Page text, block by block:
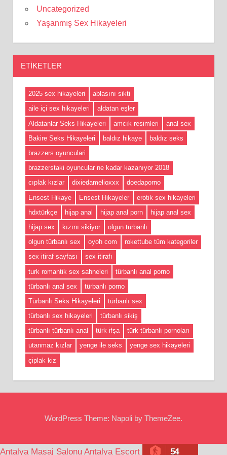
Uncategorized
Yaşanmış Sex Hikayeleri
ETIKETLER
2025 sex hikayeleri
ablasını sikti
aile içi sex hikayeleri
aldatan eşler
Aldatanlar Seks Hikayeleri
amcık resimleri
anal sex
Bakire Seks Hikayeleri
baldız hikaye
baldız seks
brazzers oyunculari
brazzerstaki oyuncular ne kadar kazanıyor 2018
cıplak kızlar
dixiedamelioxxx
doedaporno
Ensest Hikaye
Ensest Hikayeler
erotik sex hikayeleri
hdxtürkçe
hijap anal hijap anal porn
hijap anal sex
hijap sex
kızını sikiyor
olgun türbanlı
olgun türbanlı sex
oyoh com
rokettube tüm kategoriler
sex itiraf sayfası
sex itirafı
turk romantik sex sahneleri
türbanlı anal porno
türbanlı anal sex
türbanlı porno
Türbanlı Seks Hikayeleri
türbanlı sex
türbanlı sex hikayeleri
türbanlı sikiş
türbanlı türbanlı anal
türk ifşa
türk türbanlı pornoları
utanmaz kızlar
yenge ile seks
yenge sex hikayeleri
çiplak kiz
WordPress Theme: Napoli by ThemeZee.
Antalya Masaj Salonu Antalya Escort 54